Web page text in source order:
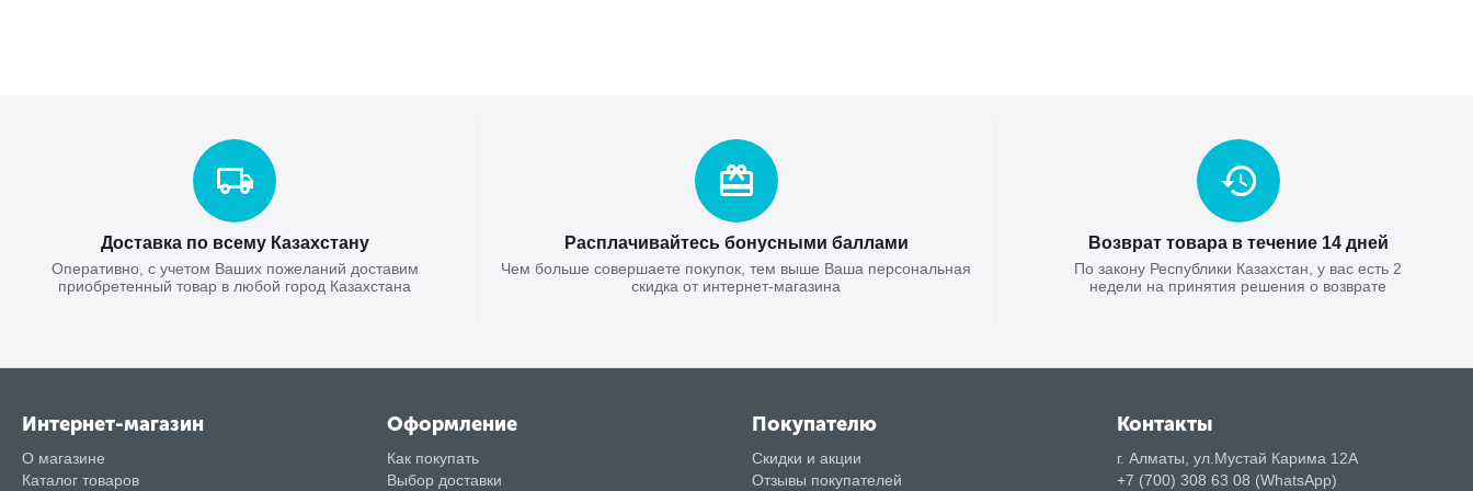
Доставка по всему Казахстану
Оперативно, с учетом Ваших пожеланий доставим
приобретенный товар в любой город Казахстана
Расплачивайтесь бонусными баллами
Чем больше совершаете покупок, тем выше Ваша персональная
скидка от интернет-магазина
Возврат товара в течение 14 дней
По закону Республики Казахстан, у вас есть 2
недели на принятия решения о возврате
Интернет-магазин
О магазине
Каталог товаров
Оформление
Как покупать
Выбор доставки
Покупателю
Скидки и акции
Отзывы покупателей
Контакты
г. Алматы, ул.Мустай Карима 12А
+7 (700) 308 63 08 (WhatsApp)